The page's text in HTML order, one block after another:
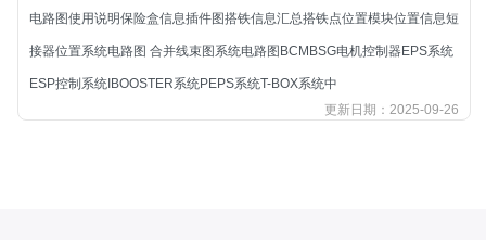
电路图使用说明保险盒信息插件图搭铁信息汇总搭铁点位置模块位置信息短
接器位置系统电路图 合并线束图系统电路图BCMBSG电机控制器EPS系统
ESP控制系统IBOOSTER系统PEPS系统T-BOX系统中
更新日期：2025-09-26